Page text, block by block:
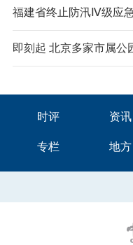
福建省终止防汛Ⅳ级应
即刻起 北京多家市属公
时评 资讯
专栏 地方